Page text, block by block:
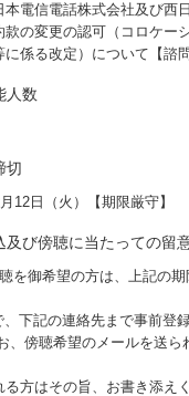
電信電話株式会社及び西
変更の認可（コロケーシ
る改定）について【諮問
人数
切
12日（火）【期限厳守】
及び傍聴に当たっての留
を御希望の方は、上記の
記の連絡先まで事前登録
希望のメールを送られ
はその旨、お書き添えく